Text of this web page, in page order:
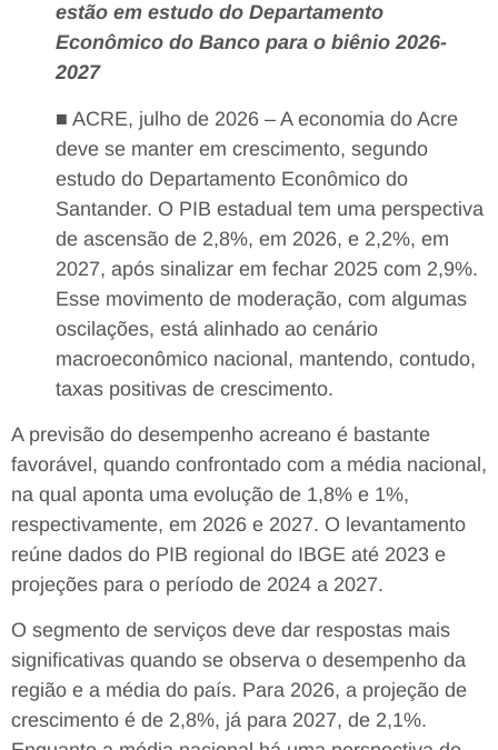
estão em estudo do Departamento
Econômico do Banco para o biênio 2026-
2027
■ ACRE, julho de 2026 – A economia do Acre
deve se manter em crescimento, segundo
estudo do Departamento Econômico do
Santander. O PIB estadual tem uma perspectiva
de ascensão de 2,8%, em 2026, e 2,2%, em
2027, após sinalizar em fechar 2025 com 2,9%.
Esse movimento de moderação, com algumas
oscilações, está alinhado ao cenário
macroeconômico nacional, mantendo, contudo,
taxas positivas de crescimento.
A previsão do desempenho acreano é bastante
favorável, quando confrontado com a média nacional,
na qual aponta uma evolução de 1,8% e 1%,
respectivamente, em 2026 e 2027. O levantamento
reúne dados do PIB regional do IBGE até 2023 e
projeções para o período de 2024 a 2027.
O segmento de serviços deve dar respostas mais
significativas quando se observa o desempenho da
região e a média do país. Para 2026, a projeção de
crescimento é de 2,8%, já para 2027, de 2,1%.